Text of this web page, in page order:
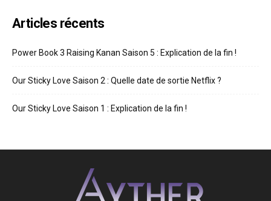
Articles récents
Power Book 3 Raising Kanan Saison 5 : Explication de la fin !
Our Sticky Love Saison 2 : Quelle date de sortie Netflix ?
Our Sticky Love Saison 1 : Explication de la fin !